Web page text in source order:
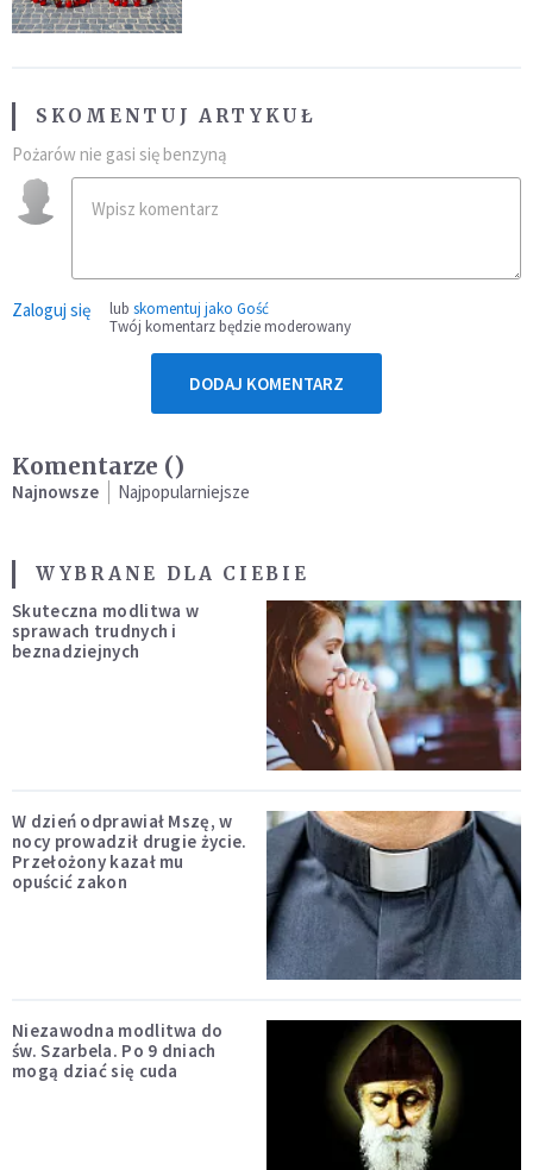
SKOMENTUJ ARTYKUŁ
Pożarów nie gasi się benzyną
Zaloguj się lub skomentuj jako Gość
Twój komentarz będzie moderowany
DODAJ KOMENTARZ
Komentarze ()
Najnowsze Najpopularniejsze
WYBRANE DLA CIEBIE
Skuteczna modlitwa w
sprawach trudnych i
beznadziejnych
W dzień odprawiał Mszę, w
nocy prowadził drugie życie.
Przełożony kazał mu
opuścić zakon
Niezawodna modlitwa do
św. Szarbela. Po 9 dniach
mogą dziać się cuda